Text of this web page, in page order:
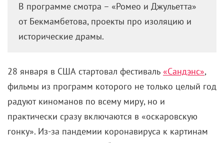
В программе смотра – «Ромео и Джульетта»
от Бекмамбетова, проекты про изоляцию и
исторические драмы.
28 января в США стартовал фестиваль «Сандэнс»,
фильмы из программ которого не только целый год
радуют киноманов по всему миру, но и
практически сразу включаются в «оскаровскую
гонку». Из-за пандемии коронавируса к картинам